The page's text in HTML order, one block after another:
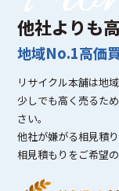
他社よりも
地域No.1高価
リサイクル本舗は地
少しでも高く売るた
さい。
他社が嫌がる相見積
相見積もりをご希望